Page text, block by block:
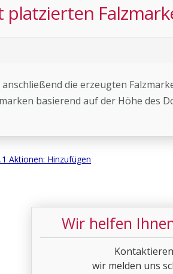
platzierten
die erzeugten
basierend auf der Höhe des
Aktionen: Hinzufügen
Wir helfen
wir melden uns